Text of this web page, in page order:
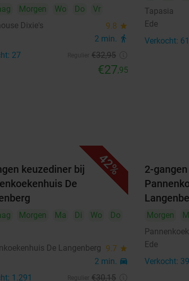
Morgen Wo Do
Vr
Dixie's
9.8 star
2 min. directions_walk
27 €32,95
€27,95
Tapasia
Ede
Verkocht:
42%
keuzediner bij
De
Morgen Ma Di Wo
Do
De Langenberg 9.7 star
2 min. directions_car
1.291 €30,15
2-
Morgen
Ede
Verkocht: